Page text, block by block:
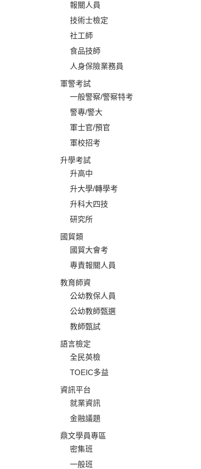
報關人員
技術士檢定
社工師
食品技師
人身保險業務員
軍警考試
一般警察/警察特考
警專/警大
軍士官/預官
軍校招考
升學考試
升高中
升大學/轉學考
升科大四技
研究所
國貿類
國貿大會考
專責報關人員
教育師資
公幼教保人員
公幼教師甄選
教師甄試
語言檢定
全民英檢
TOEIC多益
資訊平台
就業資訊
金融議題
鼎文學員專區
密集班
一般班